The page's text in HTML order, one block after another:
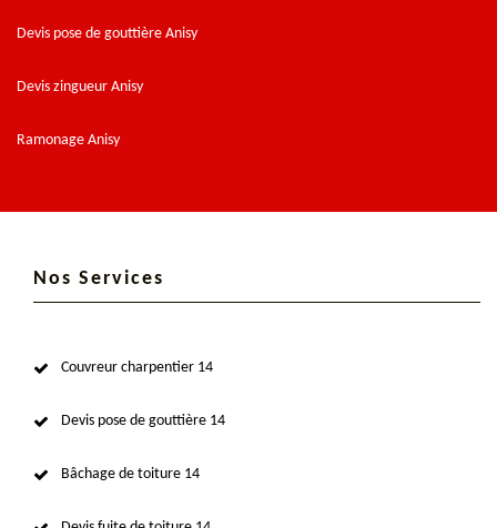
Devis pose de gouttière Anisy
Devis zingueur Anisy
Ramonage Anisy
Nos Services
Couvreur charpentier 14
Devis pose de gouttière 14
Bâchage de toiture 14